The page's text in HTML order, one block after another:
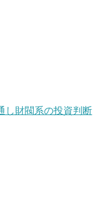
し財閥系の投資判断